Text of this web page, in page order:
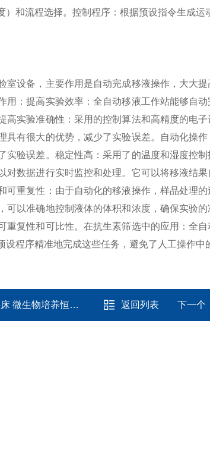
和流程选择。 控制程序：根据预设指令生成运
室设备，主要作用是自动完成移液操作，大大
用：提高实验效率：全自动移液工作站能够自
高实验准确性：采用的控制算法和高精度的电
有很大的优势，减少了实验误差。
自动化操
实验误差。 稳定性高：采用了的温度和湿度控
对数据进行实时监控和处理。它可以将移液结
可重复性：由于自动化的移液操作，样品处理
可以准确地控制液体的体积和浓度，确保实验
重复性和可比性。 在抗生素筛选中的应用：全
程序精准地完成这些任务，避免了人工操作中
生物培养恒温控制 返回列表 下一个